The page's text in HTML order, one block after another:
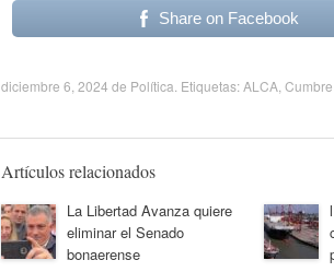
Share on Facebook
diciembre 6, 2024 de Política . Etiquetas:ALCA
Artículos relacionados
La Libertad Avanza quiere
eliminar el Senado
bonaerense